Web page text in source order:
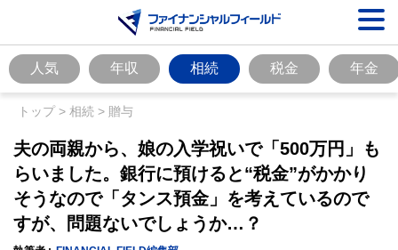
人気 年収 相続 税金 年金
トップ> 相続 > 贈与
夫の両親から、娘の入学祝いで「500万円」も
らいました。銀行に預けると“税金”がかかり
そうなので「タンス預金」を考えているので
すが、問題ないでしょうか…？